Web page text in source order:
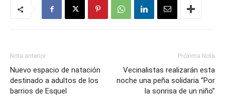
Nota anterior
Nuevo espacio de natación
destinado a adultos de los
barrios de Esquel
Próxima Nota
Vecinalistas realizarán esta
noche una peña solidaria “Por
la sonrisa de un niño”